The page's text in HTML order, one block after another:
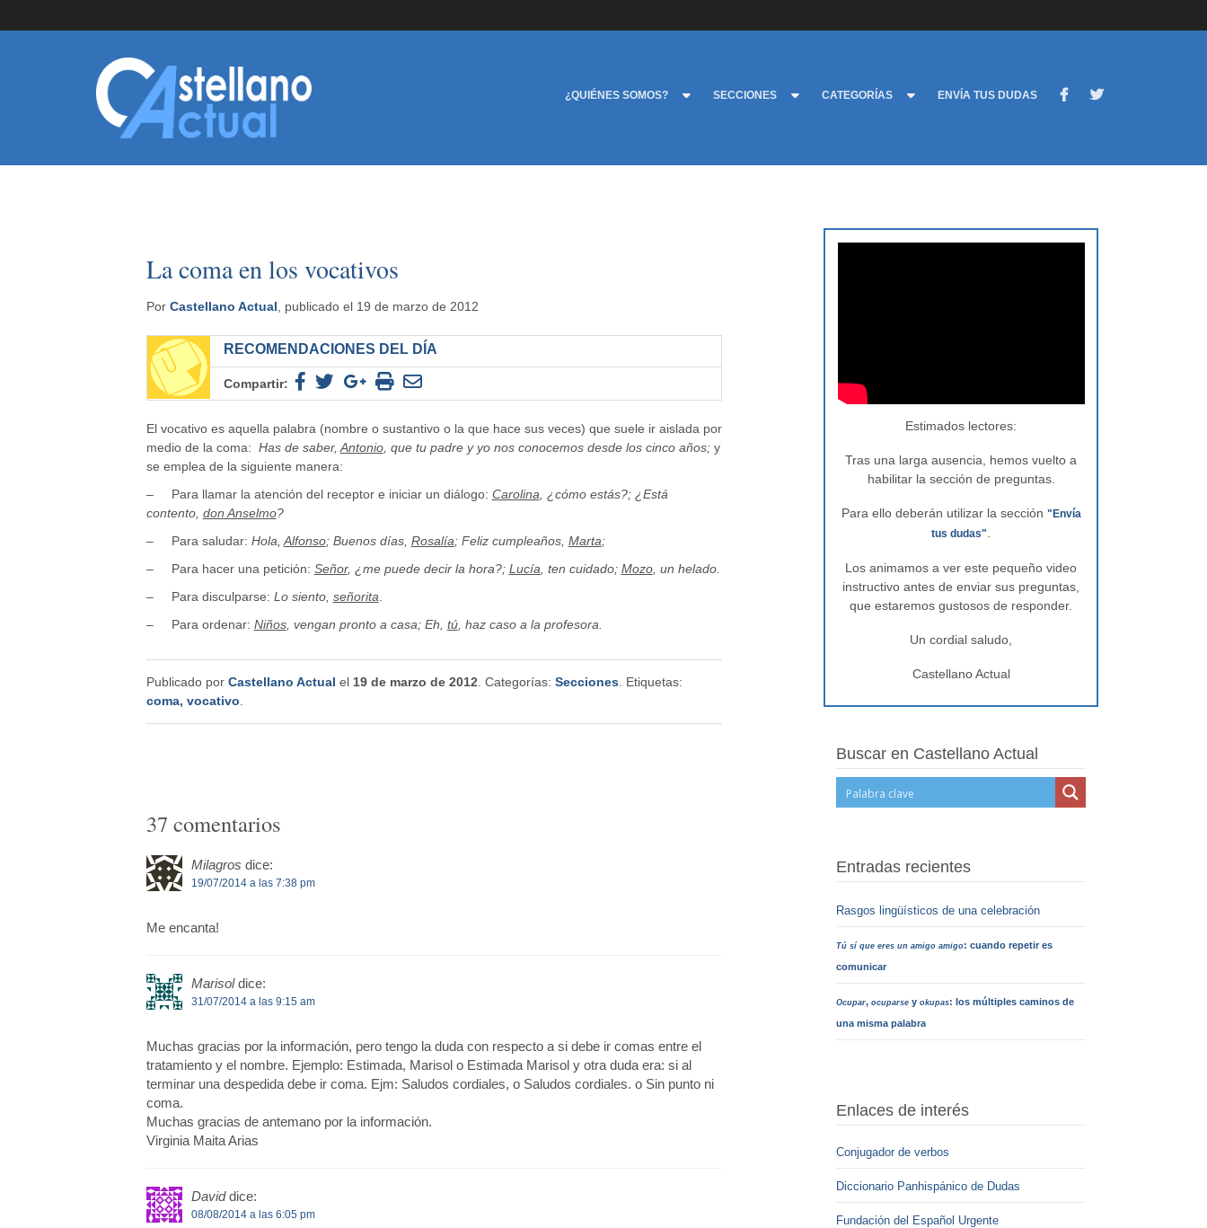
¿QUIÉNES SOMOS? SECCIONES CATEGORÍAS ENVÍA TUS DUDAS
La coma en los vocativos
Por Castellano Actual , publicado el 19 de marzo de 2012
RECOMENDACIONES DEL DÍA
Compartir:
El vocativo es aquella palabra (nombre o sustantivo o la que hace sus veces) que suele ir aislada por
medio de la coma: Has de saber, Antonio, que tu padre y yo nos conocemos desde los cinco años;y
se emplea de la siguiente manera:
– Para llamar la atención del receptor e iniciar un diálogo: Carolina , ¿cómo estás?; ¿Está
contento, don Anselmo?
– Para saludar: Hola, Alfonso; Buenos días, Rosalía; Feliz cumpleaños, Marta;
– Para hacer una petición: Señor, ¿me puede decir la hora?; Lucía , ten cuidado; Mozo, un helado.
– Para disculparse: Lo siento, señorita
– Para ordenar: Niños, vengan pronto a casa; Eh, tú, haz caso a la profesora.
Publicado por Castellano Actual el 19 de marzo de 2012 . Categorías: Secciones. Etiquetas:
coma, vocativo
37 comentarios
Milagros dice:
19/07/2014 a las 7:38 pm
Me encanta!
Marisol dice:
31/07/2014 a las 9:15 am
Muchas gracias por la información, pero tengo la duda con respecto a si debe ir comas entre el
tratamiento y el nombre. Ejemplo: Estimada, Marisol o Estimada Marisol y otra duda era: si al
terminar una despedida debe ir coma. Ejm: Saludos cordiales, o Saludos cordiales. o Sin punto ni
coma.
Muchas gracias de antemano por la información.
Virginia Maita Arias
David dice:
08/08/2014 a las 6:05 pm
Estimados lectores:
Tras una larga ausencia, hemos vuelto a
habilitar la sección de preguntas.
Para ello deberán utilizar la sección "Envía
tus dudas"
Los animamos a ver este pequeño video
instructivo antes de enviar sus preguntas,
que estaremos gustosos de responder.
Un cordial saludo,
Castellano Actual
Buscar en Castellano Actual
Entradas recientes
Rasgos lingüísticos de una celebración
Tú sí que eres un amigo amigo: cuando repetir es
comunicar
Ocupar, ocuparsey okupas: los múltiples caminos de
una misma palabra
Enlaces de interés
Conjugador de verbos
Diccionario Panhispánico de Dudas
Fundación del Español Urgente